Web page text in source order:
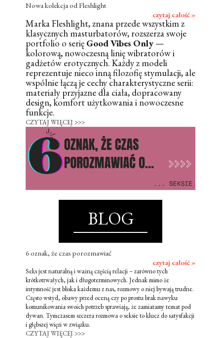
Nowa kolekcja od Fleshlight
czytaj całość »
Marka Fleshlight, znana przede wszystkim z
klasycznych masturbatorów, rozszerza swoje
portfolio o serię Good Vibes Only —
kolorową, nowoczesną linię wibratorów i
gadżetów erotycznych. Każdy z modeli
reprezentuje nieco inną filozofię stymulacji, ale
wspólnie łączą je cechy charakterystyczne serii:
materiały przyjazne dla ciała, dopracowany
design, komfort użytkowania i nowoczesne
funkcje.
CZYTAJ WIĘCEJ >>>
BLOG
6 oznak, że czas porozmawiać
czytaj całość »
Seks jest naturalną i ważną częścią relacji – zarówno tych
krótkotrwałych, jak i długoterminowych. Jednak mimo że
intymność jest bliska każdemu z nas, rozmowy o niej bywają trudne.
Często wstyd, obawy przed oceną czy po prostu brak nawyku
komunikowania swoich potrzeb sprawiają, że zamiatamy temat pod
dywan. Tymczasem szczera rozmowa o seksie to klucz do satysfakcji
i głębszej więzi w związku.
CZYTAJ WIĘCEJ >>>